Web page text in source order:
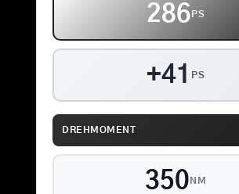
286 PS
+41 PS
DREHMOMENT
350 NM